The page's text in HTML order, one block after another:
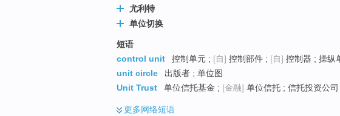
尤利特
单位切换
短语
control unit
控制单元 ; [自] 控制部件 ; [自] 控制器 ; 操纵
unit circle
出版者 ; 单位图
Unit Trust
单位信托基金 ; [金融] 单位信托 ; 信托投资公
更多网络短语